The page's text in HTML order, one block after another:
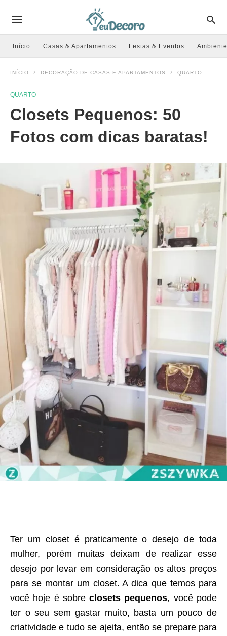
Início Casas & Apartamentos Festas & Eventos
INÍCIO DECORAÇÃO DE CASAS E APARTAMENTOS QUARTO
QUARTO
Closets Pequenos: 50
Fotos com dicas baratas!
Ter um closet é praticamente o desejo de toda
mulher, porém muitas deixam de realizar esse
desejo por levar em consideração os altos preços
para se montar um closet. A dica que temos para
você hoje é sobreclosets pequenos, você pode
ter o seu sem gastar muito, basta um pouco de
criatividade e tudo se ajeita, então se prepare para